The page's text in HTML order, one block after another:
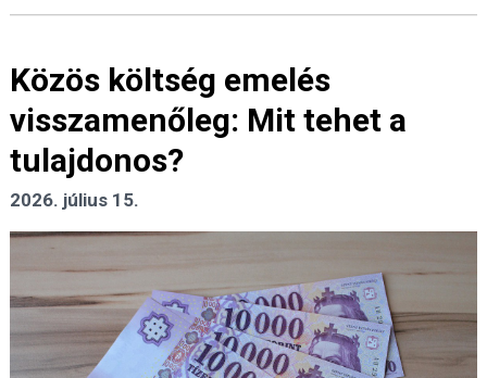
Közös költség emelés
visszamenőleg: Mit tehet a
tulajdonos?
2026. július 15.